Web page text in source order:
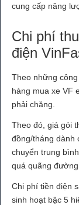
cung cấp năng
Chi phí
điện
Theo những
hàng mua xe VF
phải chăng.
Theo đó, giá gói
đồng/tháng dành
chuyển trung
quá quãng
Chi phí tiền điện
sinh hoạt bậc 5